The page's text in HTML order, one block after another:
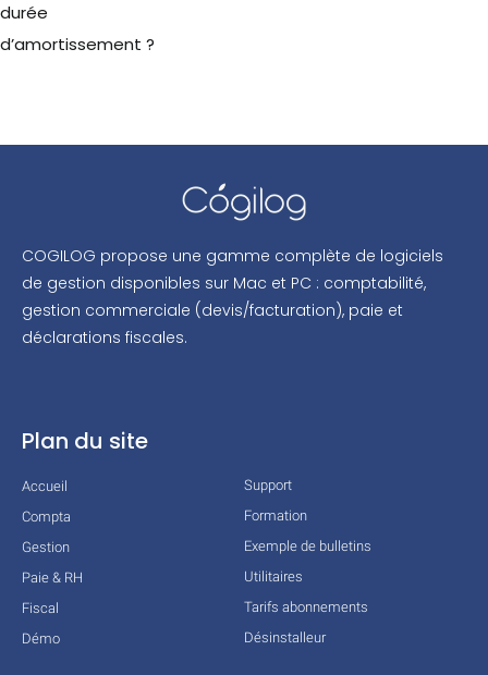
durée
d’amortissement ?
COGILOG propose une gamme complète de logiciels
de gestion disponibles sur Mac et PC : comptabilité,
gestion commerciale (devis/facturation), paie et
déclarations fiscales.
Plan du site
Accueil
Compta
Gestion
Paie & RH
Fiscal
Démo
Support
Formation
Exemple de bulletins
Utilitaires
Tarifs abonnements
Désinstalleur